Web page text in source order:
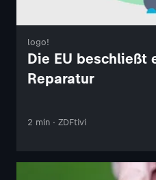
logo!
Die EU beschließt
Reparatur
2 min · ZDFtivi